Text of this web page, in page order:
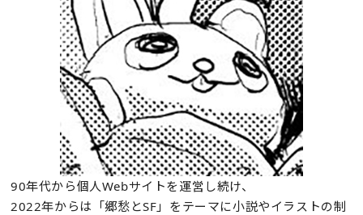
90年代から個人Webサイトを運営し続け、
2022年からは「郷愁とSF」をテーマに小説やイラストの制